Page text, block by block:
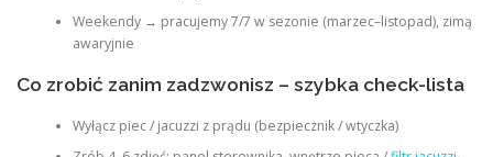
Weekendy → pracujemy 7/7 w sezonie (marzec–listopad), zimą
awaryjnie
Co zrobić zanim zadzwonisz – szybka check-lista
Wyłącz piec / jacuzzi z prądu (bezpiecznik / wtyczka)